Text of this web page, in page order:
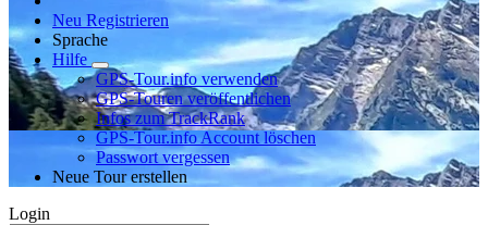
Neu Registrieren
Sprache
Hilfe
GPS-Tour.info verwenden
GPS-Touren veröffentlichen
Infos zum TrackRank
GPS-Tour.info Account löschen
Passwort vergessen
Neue Tour erstellen
Login